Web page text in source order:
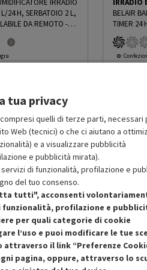
Sì
Blocco bambini Wi-fi
Sì
Sì
Per ambienti fino a 90
IRRADIO
L/24 H, SERBATOIO 2 L,
DA REMOTO -
15%
99.99 -15%
ridotto da
a-30%
al carrello
del 30% sul prodotto
IRRADIO
BELAIR
TIMER 24
PRMG
OOCN -
O:
O:
In
tua privacy
quelli di terze parti, necessari
Web (tecnici) o che ci aiutano a
e a visualizzare pubblicità
e pubblicità mirata).
di funzionalità, profilazione e
del tuo consenso.
tutti", acconsenti
funzionalità, profilazione e
per quali categorie di cookie
l’uso e puoi modificare le tue
attraverso il link “Preferenze
pagina, oppure, attraverso lo